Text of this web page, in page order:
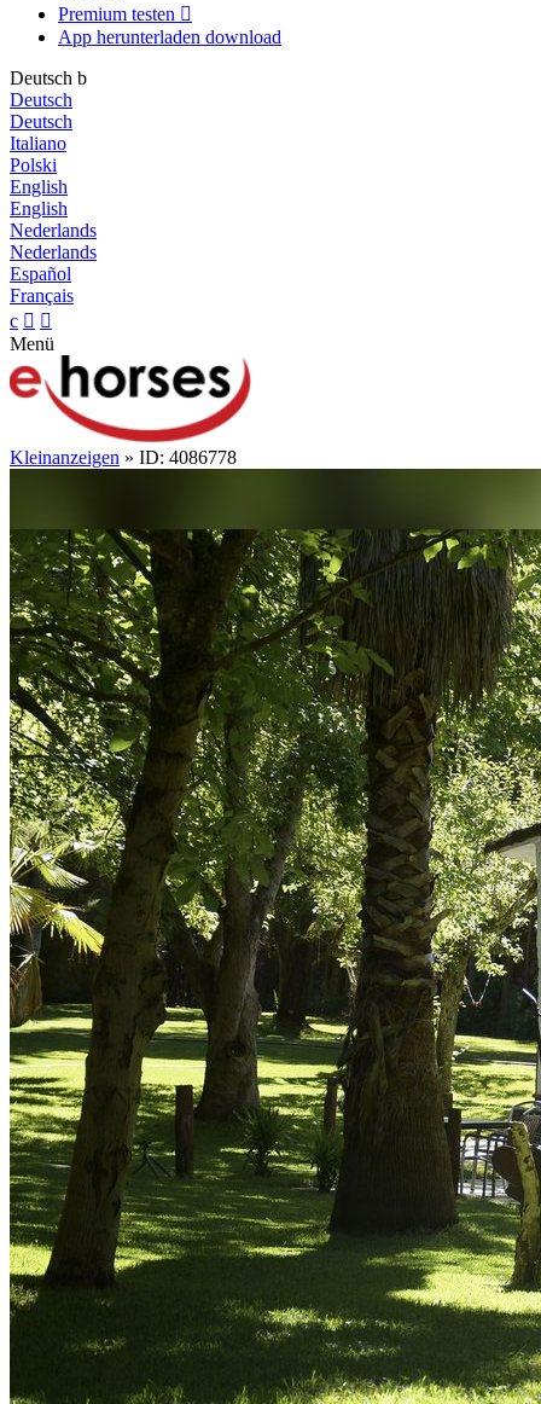
Premium testen 
App herunterladen download
Deutsch b
Deutsch
Deutsch
Italiano
Polski
English
English
Nederlands
Nederlands
Español
Français
c  
Menü
Kleinanzeigen » ID: 4086778